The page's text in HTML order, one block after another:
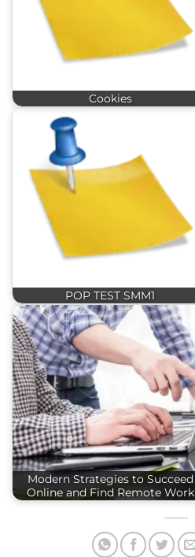
Cookies
POP TEST SMM1
Modern Strategies to Succeed
Online and Find Remote Work